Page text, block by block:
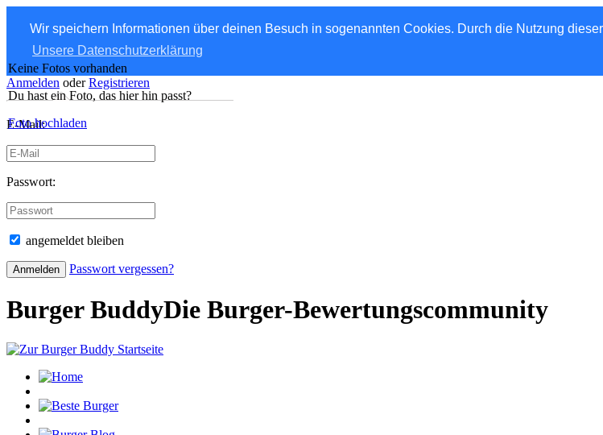
Wir speichern Informationen über deinen Besuch in sogenannten Cookies. Durch die Nutzung
Unsere Datenschutzerklärung
Anmelden oder Registrieren
E-Mail:
Passwort:
angemeldet bleiben
Passwort vergessen?
Burger BuddyDie Burger-Bewertungscommunity
Keine Fotos vorhanden
Du hast ein Foto, das hier hin passt?
Foto hochladen